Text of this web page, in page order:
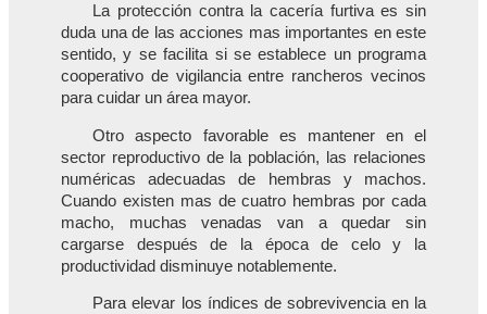
La protección contra la cacería furtiva es sin
duda una de las acciones mas importantes en este
sentido, y se facilita si se establece un programa
cooperativo de vigilancia entre rancheros vecinos
para cuidar un área mayor.
Otro aspecto favorable es mantener en el
sector reproductivo de la población, las relaciones
numéricas adecuadas de hembras y machos.
Cuando existen mas de cuatro hembras por cada
macho, muchas venadas van a quedar sin
cargarse después de la época de celo y la
productividad disminuye notablemente.
Para elevar los índices de sobrevivencia en la